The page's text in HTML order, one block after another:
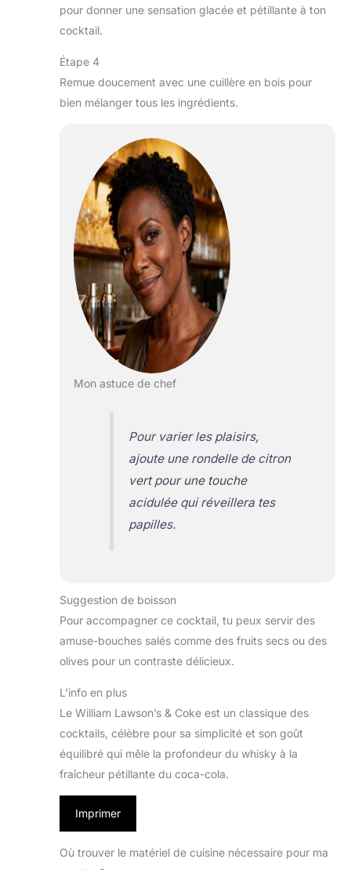
pour donner une sensation glacée et pétillante à ton
cocktail.
Étape 4
Remue doucement avec une cuillère en bois pour
bien mélanger tous les ingrédients.
Mon astuce de chef
Pour varier les plaisirs,
ajoute une rondelle de citron
vert pour une touche
acidulée qui réveillera tes
papilles.
Suggestion de boisson
Pour accompagner ce cocktail, tu peux servir des
amuse-bouches salés comme des fruits secs ou des
olives pour un contraste délicieux.
L’info en plus
Le William Lawson’s & Coke est un classique des
cocktails, célèbre pour sa simplicité et son goût
équilibré qui mêle la profondeur du whisky à la
fraîcheur pétillante du coca-cola.
Imprimer
Où trouver le matériel de cuisine nécessaire pour ma